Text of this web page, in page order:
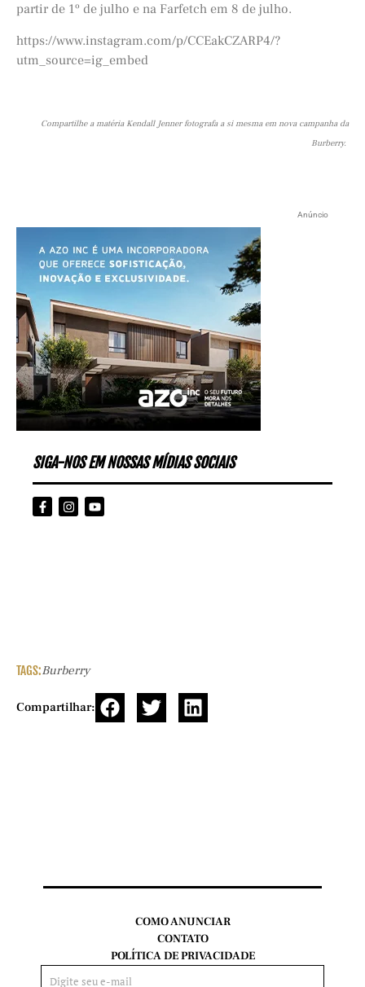
partir de 1º de julho e na Farfetch em 8 de julho.
https://www.instagram.com/p/CCEakCZARP4/?
utm_source=ig_embed
Compartilhe a matéria Kendall Jenner fotografa a si mesma em nova campanha da
Burberry.
Anúncio
SIGA-NOS EM NOSSAS MÍDIAS SOCIAIS
TAGS:Burberry
Compartilhar:
COMO ANUNCIAR
CONTATO
POLÍTICA DE PRIVACIDADE